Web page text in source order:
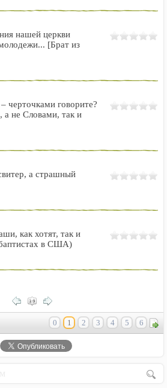
нашей церкви
[Брат из
черточками говорите?
а не Словами, так и
а страшный
как хотят, так и
в США)
0 1 2 3 4 5 6